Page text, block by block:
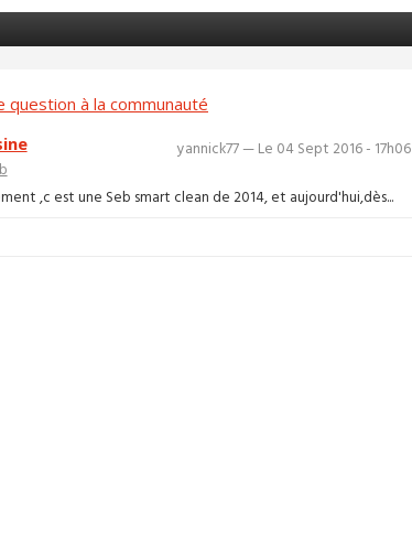
question à la communauté
yannick77 — Le 04 Sept 2016 - 17h06
,c est une Seb smart clean de 2014, et aujourd'hui,dès...